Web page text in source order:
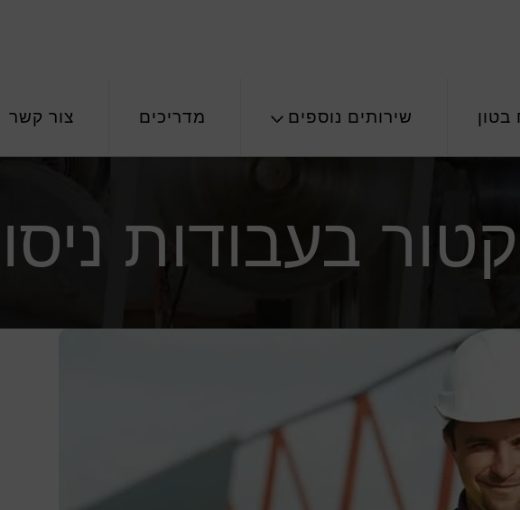
בטון שירותים נוספים מדריכים צור קשר
בעבודות